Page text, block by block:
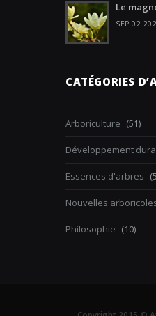
Le
SEP 02
CATÉGORIES
Arboriculture (51)
Développement
Essences d'arbres
Nouvelles
Philosophie (10)